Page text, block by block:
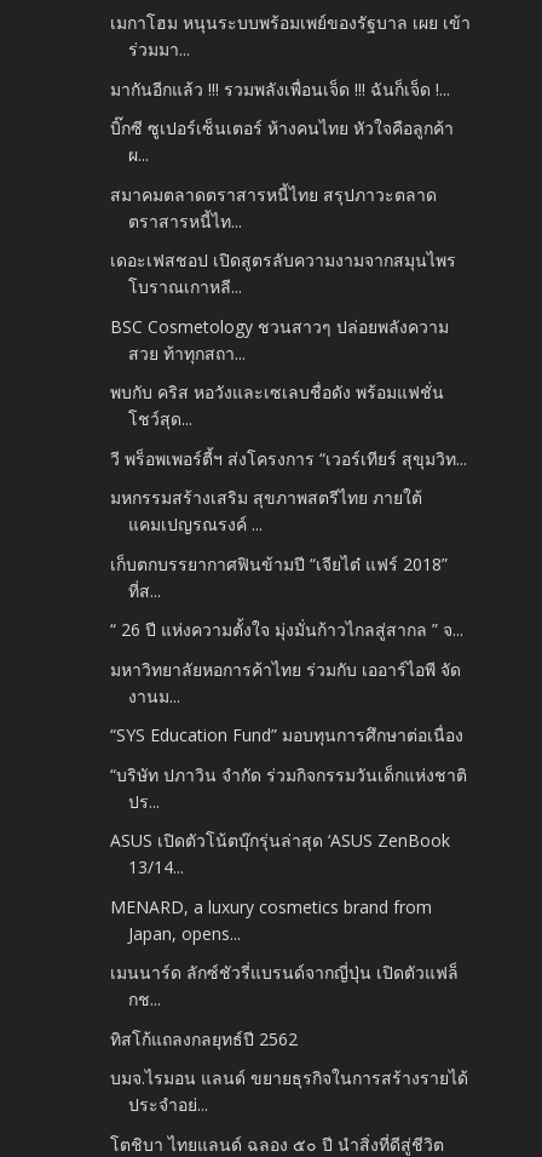
เมกาโฮม หนุนระบบพร้อมเพย์ของรัฐบาล เผย เข้า
ร่วมมา...
มากันอีกแล้ว !!! รวมพลังเพื่อนเจ็ด !!! ฉันก็เจ็ด !...
บิ๊กซี ซูเปอร์เซ็นเตอร์ ห้างคนไทย หัวใจคือลูกค้า
ผ...
สมาคมตลาดตราสารหนี้ไทย สรุปภาวะตลาด
ตราสารหนี้ไท...
เดอะเฟสชอป เปิดสูตรลับความงามจากสมุนไพร
โบราณเกาหลี...
BSC Cosmetology ชวนสาวๆ ปล่อยพลังความ
สวย ท้าทุกสถา...
พบกับ คริส หอวังและเซเลบชื่อดัง พร้อมแฟชั่น
โชว์สุด...
วี พร็อพเพอร์ตี้ฯ ส่งโครงการ “เวอร์เทียร์ สุขุมวิท...
มหกรรมสร้างเสริม สุขภาพสตรีไทย ภายใต้
แคมเปญรณรงค์ ...
เก็บตกบรรยากาศฟินข้ามปี “เจียไต๋ แฟร์ 2018”
ที่ส...
“ 26 ปี แห่งความตั้งใจ มุ่งมั่นก้าวไกลสู่สากล ” จ...
มหาวิทยาลัยหอการค้าไทย ร่วมกับ เออาร์ไอพี จัด
งานม...
“SYS Education Fund” มอบทุนการศึกษาต่อเนื่อง
“บริษัท ปภาวิน จำกัด ร่วมกิจกรรมวันเด็กแห่งชาติ
ปร...
ASUS เปิดตัวโน้ตบุ๊กรุ่นล่าสุด ‘ASUS ZenBook
13/14...
MENARD, a luxury cosmetics brand from
Japan, opens...
เมนนาร์ด ลักซ์ชัวรี่แบรนด์จากญี่ปุ่น เปิดตัวแฟล็
กช...
ทิสโก้แถลงกลยุทธ์ปี 2562
บมจ.ไรมอน แลนด์ ขยายธุรกิจในการสร้างรายได้
ประจำอย่...
โตชิบา ไทยแลนด์ ฉลอง ๕๐ ปี นำสิ่งที่ดีสู่ชีวิต